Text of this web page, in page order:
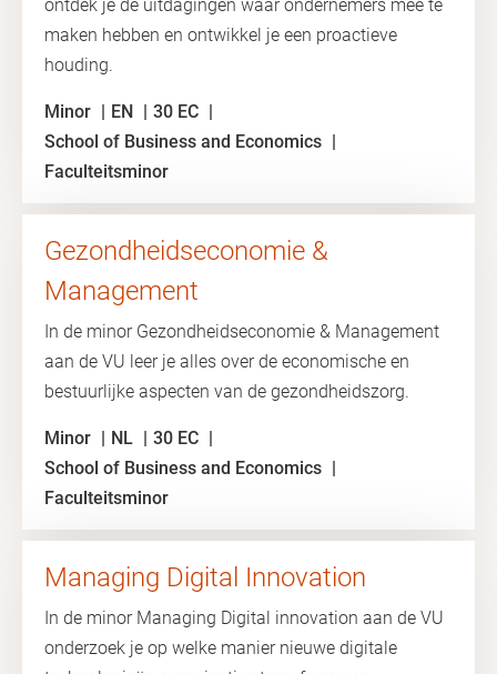
ontdek je de uitdagingen waar ondernemers mee te
maken hebben en ontwikkel je een proactieve
houding.
Minor EN
30 EC
School of Business and Economics
Faculteitsminor
Gezondheidseconomie &
Management
In de minor Gezondheidseconomie & Management
aan de VU leer je alles over de economische en
bestuurlijke aspecten van de gezondheidszorg.
Minor NL
30 EC
School of Business and Economics
Faculteitsminor
Managing Digital Innovation
In de minor Managing Digital innovation aan de VU
onderzoek je op welke manier nieuwe digitale